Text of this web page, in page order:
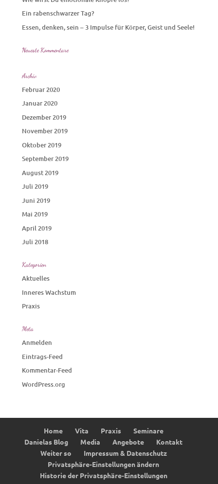
Ein rabenschwarzer Tag?
Essen, denken, sein – 3 Impulse für Körper, Geist und Seele!
Neueste Kommentare
Archiv
Februar 2020
Januar 2020
Dezember 2019
November 2019
Oktober 2019
September 2019
August 2019
Juli 2019
Juni 2019
Mai 2019
April 2019
Juli 2018
Kategorien
Aktuelles
Inneres Wachstum
Praxis
Meta
Anmelden
Eintrags-Feed
Kommentar-Feed
WordPress.org
Home Vita Praxis
Seminare
Danielas Blog
Media Angebote
Kontakt
Weiter so
Impressum & Datenschutz
Privatsphäre-Einstellungen ändern
Historie der Privatsphäre-Einstellungen